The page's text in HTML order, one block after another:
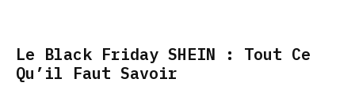
Le Black Friday SHEIN : Tout Ce
Qu’il Faut Savoir